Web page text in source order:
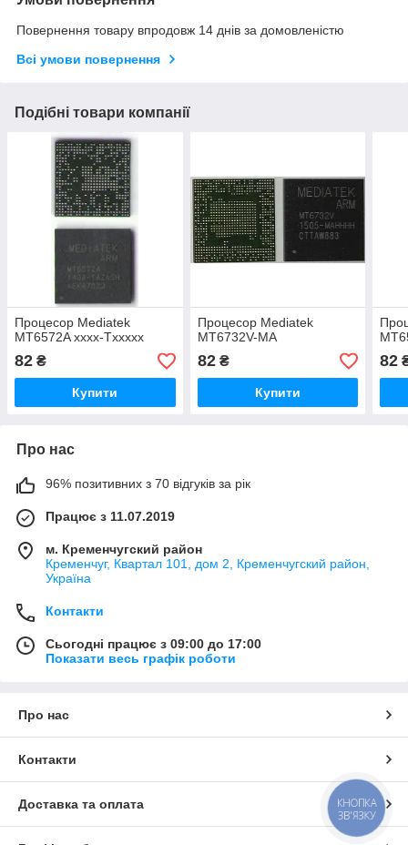
Повернення товару впродовж 14 днів за домовленістю
Всі умови повернення
Подібні товари компанії
Процесор Mediatek
MT6572A xxxx-Txxxxx
82 ₴
Купити
Процесор Mediatek
MT6732V-MA
82₴
Купити
82
Про нас
96% позитивних з 70 відгуків за рік
Працює з 11.07.2019
м. Кременчугский район
Кременчуг, Квартал 101, дом 2, Кременчугский район,
Україна
Контакти
Сьогодні працює з 09:00 до 17:00
Показати весь графік роботи
Про нас
Контакти
Доставка та оплата
КНОПКА
ЗВ'ЯЗКУ